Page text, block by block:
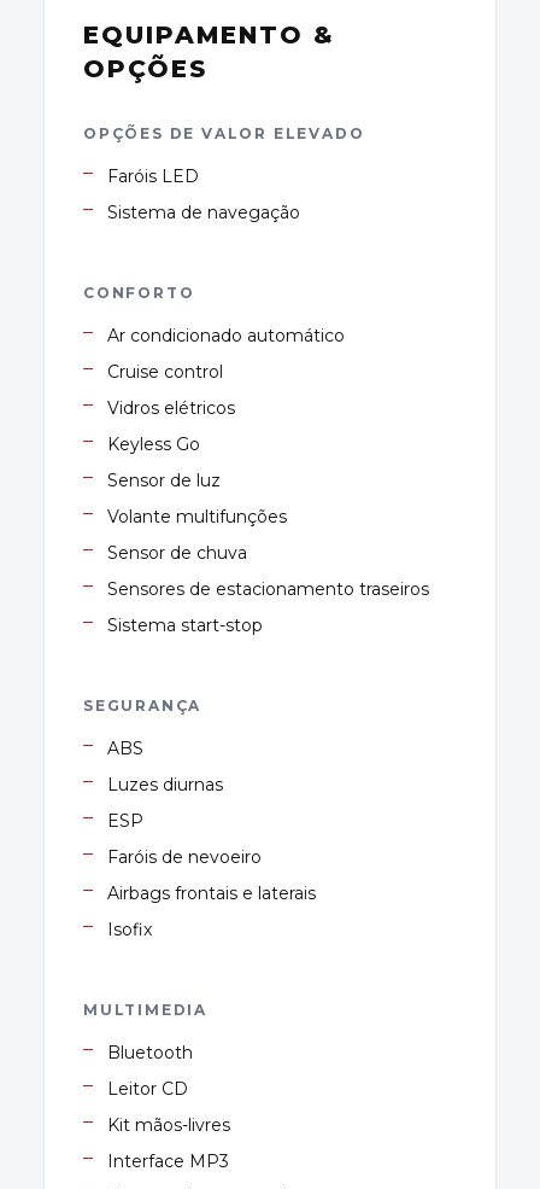
EQUIPAMENTO &
OPÇÕES
OPÇÕES DE VALOR ELEVADO
Faróis LED
Sistema de navegação
CONFORTO
Ar condicionado automático
Cruise control
Vidros elétricos
Keyless Go
Sensor de luz
Volante multifunções
Sensor de chuva
Sensores de estacionamento traseiros
Sistema start-stop
SEGURANÇA
ABS
Luzes diurnas
ESP
Faróis de nevoeiro
Airbags frontais e laterais
Isofix
MULTIMEDIA
Bluetooth
Leitor CD
Kit mãos-livres
Interface MP3